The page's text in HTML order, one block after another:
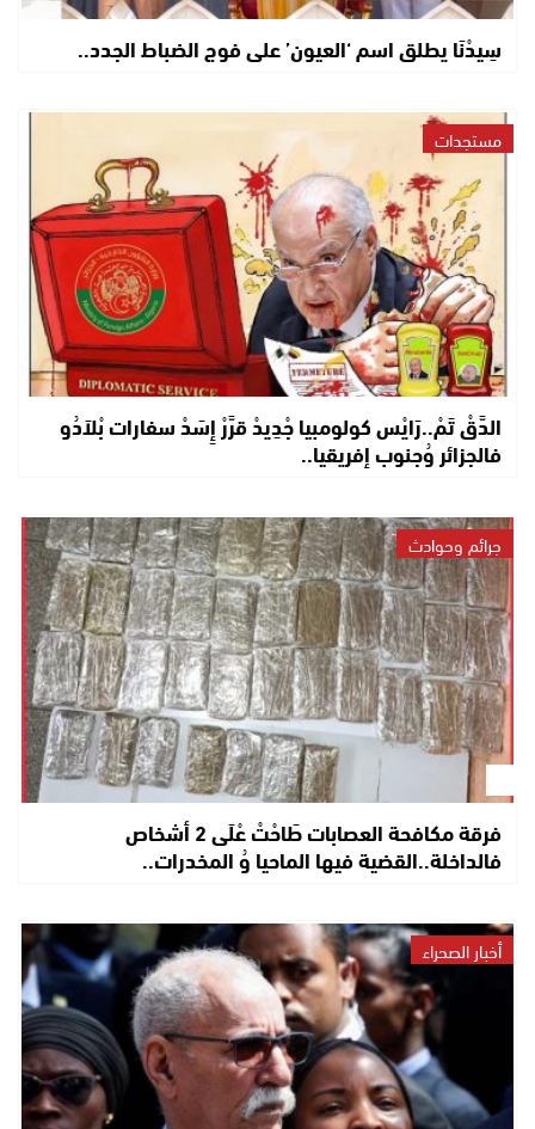
سِيدْنَا يطلق اسم ‘العيون’ على فوج الضباط الجدد..
مستجدات
الدَّقْ تَمْ..رَايْس كولومبيا جْدِيدْ قرَّرْ إِسَدْ سفارات بْلاَدُو
فالجزائر وُجنوب إفريقيا..
جرائم وحوادث
فرقة مكافحة العصابات طَاحْتْ عْلَى 2 أشخاص
فالداخلة..القضية فيها الماحيا وُ المخدرات..
أخبار الصحراء